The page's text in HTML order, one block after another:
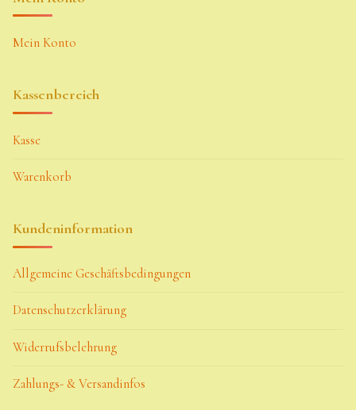
Mein Konto
Kassenbereich
Kasse
Warenkorb
Kundeninformation
Allgemeine Geschäftsbedingungen
Datenschutzerklärung
Widerrufsbelehrung
Zahlungs- & Versandinfos